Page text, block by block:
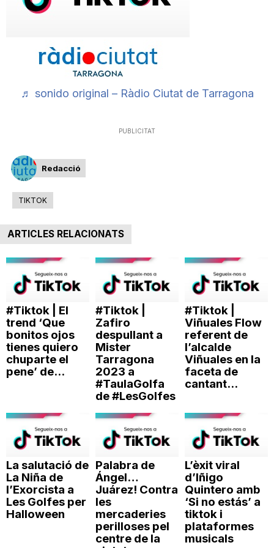
♬ sonido original – Ràdio Ciutat de Tarragona
PUBLICITAT
Redacció
TIKTOK
ARTICLES RELACIONATS
#Tiktok | El
trend ‘Que
bonitos ojos
tienes quiero
chuparte el
pene’ de...
#Tiktok |
Zafiro
despullant a
Mister
Tarragona
2023 a
#TaulaGolfa
de #LesGolfes
#Tiktok |
Viñuales Flow
referent de
l’alcalde
Viñuales en la
faceta de
cantant...
La salutació de
La Niña de
l’Exorcista a
Les Golfes per
Halloween
Palabra de
Ángel…
Juárez! Contra
les
mercaderies
perilloses pel
centre de la
L’èxit viral
d’Iñigo
Quintero amb
‘Si no estás’ a
tiktok i
plataformes
musicals